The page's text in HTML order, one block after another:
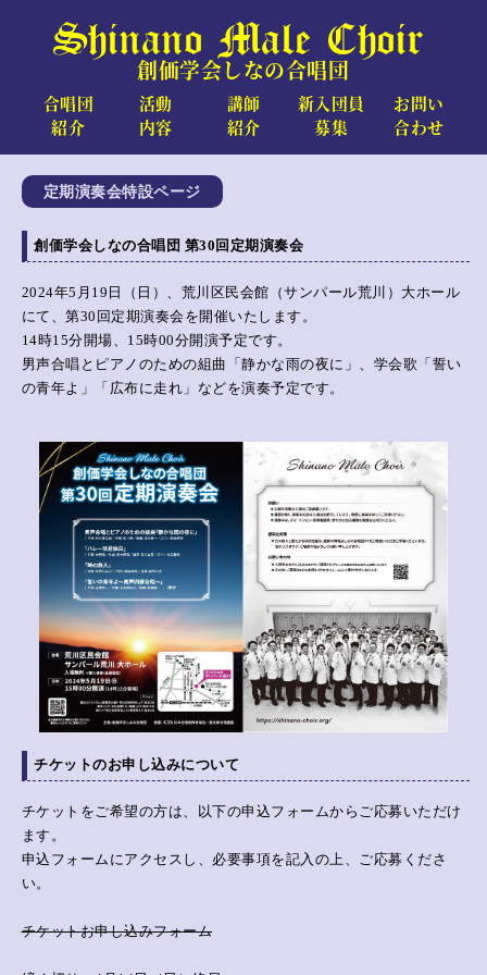
Shinano Male Choir
創価学会しなの合唱団
合唱団
紹介
活動
内容
講師
紹介
新入団員
募集
お問い
合わせ
定期演奏会特設ページ
創価学会しなの合唱団 第30回定期演奏会
2024年5月19日（日）、荒川区民会館（サンパール荒川）大ホール
にて、第30回定期演奏会を開催いたします。
14時15分開場、15時00分開演予定です。
男声合唱とピアノのための組曲「静かな雨の夜に」、学会歌「誓い
の青年よ」「広布に走れ」などを演奏予定です。
チケットのお申し込みについて
チケットをご希望の方は、以下の申込フォームからご応募いただけ
ます。
申込フォームにアクセスし、必要事項を記入の上、ご応募くださ
い。
チケットお申し込みフォーム